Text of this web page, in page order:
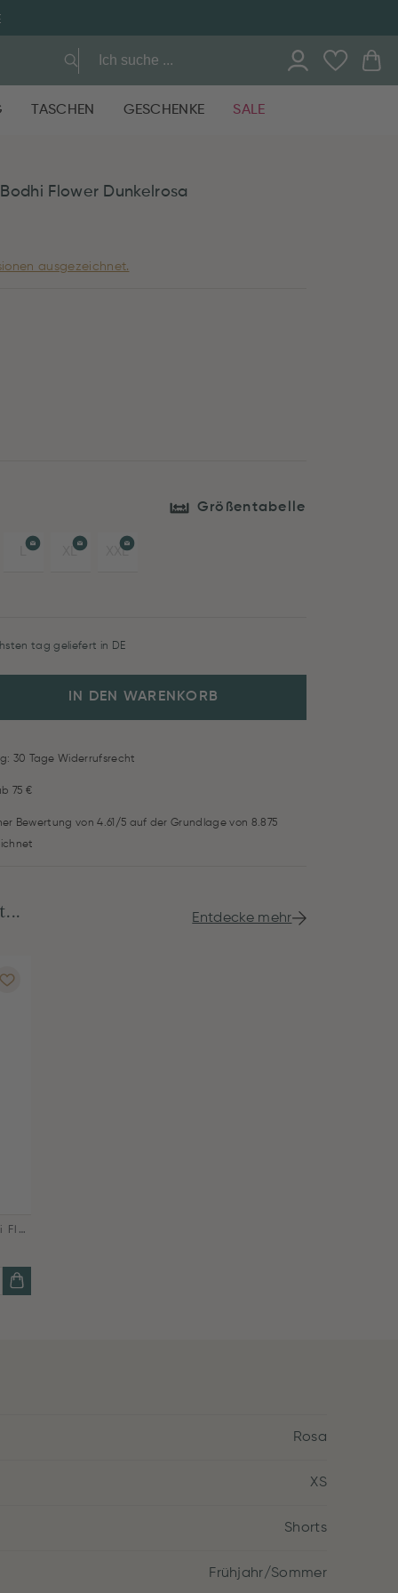
TASCHEN GESCHENKE SALE
Flower Dunkelrosa
ausgezeichnet.
Größentabelle
L XL XXL
tag geliefert in DE
IN DEN WARENKORB
30 Tage Widerrufsrecht
75 €
Bewertung von 4.61/5 auf der Grundlage von 8.875
Entdecke mehr
Belin Lange Hose Bodhi Flower Dunkelrosa
Rosa
XS
Shorts
Frühjahr/Sommer